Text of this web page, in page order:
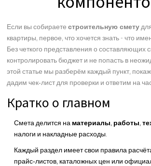
Если вы собираете строительную смету
квартиры, первое, что хочется знать - что
Без четкого представления о составляющих
контролировать бюджет и не попасть в
этой статье мы разберём каждый пункт,
дадим чек‑лист для проверки и ответим на
Кратко о главном
Смета делится на материалы, работы,
налоги и накладные расходы.
Каждый раздел имеет свои правила
прайс‑листов, каталожных цен или